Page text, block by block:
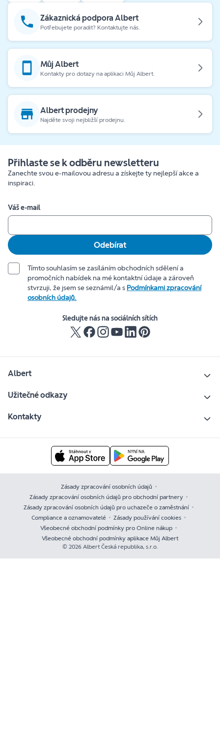
Zákaznická podpora Albert
Potřebujete poradit? Kontaktujte nás.
Můj Albert
Kontakty pro dotazy na aplikaci Můj Albert.
Albert prodejny
Najděte svoji nejbližší prodejnu.
Přihlaste se k odběru newsletteru
Zanechte svou e-mailovou adresu a získejte ty nejlepší akce a
inspiraci.
Váš e-mail
Odebírat
Tímto souhlasím se zasíláním obchodních sdělení a
promočních nabídek na mé kontaktní údaje a zároveň
stvrzuji, že jsem se seznámil/a s Podmínkami zpracování
osobních údajů.
Sledujte nás na sociálních sítích
Albert
Užitečné odkazy
Kontakty
Zásady zpracování osobních údajů
Zásady zpracování osobních údajů pro obchodní partnery
Zásady zpracování osobních údajů pro uchazeče o zaměstnání
Compliance a oznamovatelé
Zásady používání cookies
Všeobecné obchodní podmínky pro Online nákup
Všeobecné obchodní podmínky aplikace Můj Albert
© 2026 Albert Česká republika, s.r.o.